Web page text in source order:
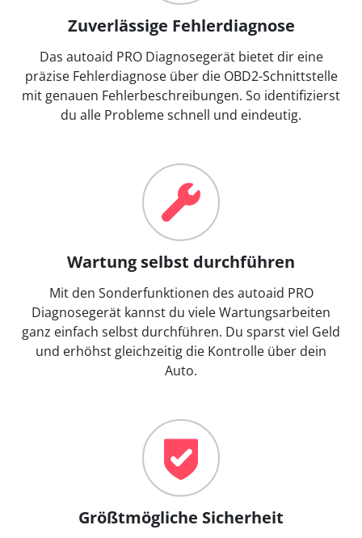
Zuverlässige Fehlerdiagnose
Das autoaid PRO Diagnosegerät bietet dir eine
präzise Fehlerdiagnose über die OBD2-Schnittstelle
mit genauen Fehlerbeschreibungen. So identifizierst
du alle Probleme schnell und eindeutig.
Wartung selbst durchführen
Mit den Sonderfunktionen des autoaid PRO
Diagnosegerät kannst du viele Wartungsarbeiten
ganz einfach selbst durchführen. Du sparst viel Geld
und erhöhst gleichzeitig die Kontrolle über dein
Auto.
Größtmögliche Sicherheit